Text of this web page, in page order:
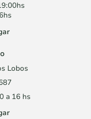
Lobos
a 16 hs